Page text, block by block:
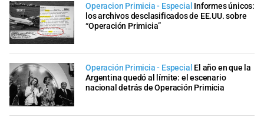
Operacion Primicia - Especial Informes únicos:
los archivos desclasificados de EE.UU. sobre
“Operación Primicia”
Operación Primicia - Especial El año en que la
Argentina quedó al límite: el escenario
nacional detrás de Operación Primicia